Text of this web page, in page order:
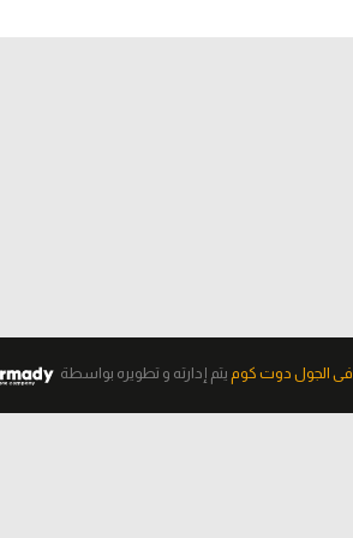
فى الجول دوت كوم يتم إدارته و تطويره بواسطة